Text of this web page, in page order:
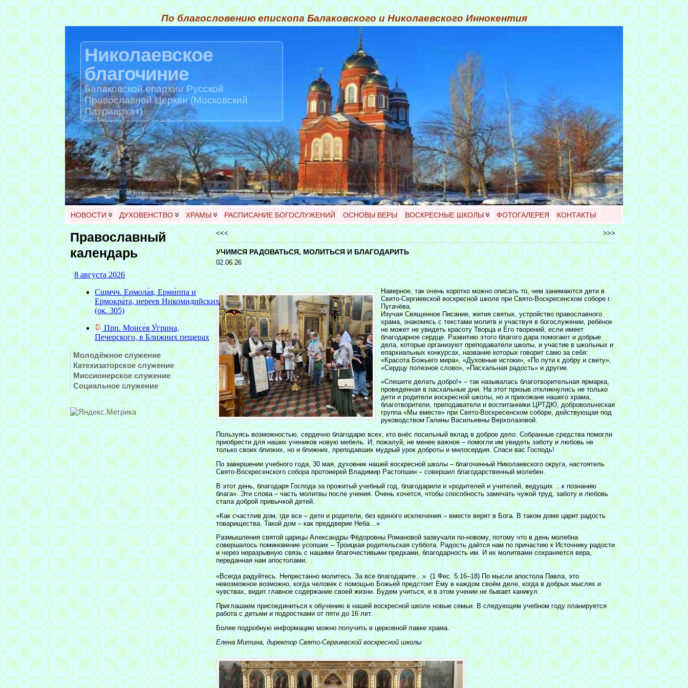
По благословению епископа Балаковского и Николаевского Иннокентия
Николаевское
благочиние
Балаковской епархии Русской
Православной Церкви (Московский
Патриархат)
НОВОСТИ ДУХОВЕНСТВО ХРАМЫ РАСПИСАНИЕ БОГОСЛУЖЕНИЙ ОСНОВЫ ВЕРЫ ВОСКРЕСНЫЕ ШКОЛЫ ФОТОГАЛЕРЕЯ КОНТАКТЫ
Православный
календарь
Молодёжное служение
Катехизаторское служение
Миссионерское служение
Социальное служение
<<< >>>
УЧИМСЯ РАДОВАТЬСЯ, МОЛИТЬСЯ И БЛАГОДАРИТЬ
02.06.26
Наверное, так очень коротко можно описать то, чем занимаются дети в
Свято-Сергиевской воскресной школе при Свято-Воскресенском соборе г.
Пугачёва.
Изучая Священное Писание, жития святых, устройство православного
храма, знакомясь с текстами молитв и участвуя в богослужении, ребёнок
не может не увидеть красоту Творца и Его творений, если имеет
благодарное сердце. Развитию этого благого дара помогают и добрые
дела, которые организуют преподаватели школы, и участие в школьных и
епархиальных конкурсах, название которых говорит само за себя:
«Красота Божьего мира», «Духовные истоки», «По пути к добру и свету»,
«Сердцу полезное слово», «Пасхальная радость» и другие.
«Спешите делать добро!» – так называлась благотворительная ярмарка,
проведенная в пасхальные дни. На этот призыв откликнулись не только
дети и родители воскресной школы, но и прихожане нашего храма,
благотворители, преподаватели и воспитанники ЦРТДЮ, добровольческая
группа «Мы вместе» при Свято-Воскресенском соборе, действующая под
руководством Галины Васильевны Верхолазовой.
Пользуясь возможностью, сердечно благодарю всех, кто внёс посильный вклад в доброе дело. Собранные средства помогли
приобрести для наших учеников новую мебель. И, пожалуй, не менее важное – помогли им увидеть заботу и любовь не
только своих близких, но и ближних, преподавших мудрый урок доброты и милосердия. Спаси вас Господь!
По завершении учебного года, 30 мая, духовник нашей воскресной школы – благочинный Николаевского округа, настоятель
Свято-Воскресенского собора протоиерей Владимир Растопшин – совершил благодарственный молебен.
В этот день, благодаря Господа за прожитый учебный год, благодарили и «родителей и учителей, ведущих …к познанию
блага». Эти слова – часть молитвы после учения. Очень хочется, чтобы способность замечать чужой труд, заботу и любовь
стала доброй привычкой детей.
«Как счастлив дом, где все – дети и родители, без единого исключения – вместе верят в Бога. В таком доме царит радость
товарищества. Такой дом – как преддверие Неба…»
Размышления святой царицы Александры Фёдоровны Романовой зазвучали по-новому, потому что в день молебна
совершалось поминовение усопших – Троицкая родительская суббота. Радость даётся нам по причастию к Источнику радости
и через неразрывную связь с нашими благочестивыми предками, благодарность им. И их молитвами сохраняется вера,
переданная нам апостолами.
«Всегда радуйтесь. Непрестанно молитесь. За все благодарите…» (1 Фес. 5:16–18) По мысли апостола Павла, это
невозможное возможно, когда человек с помощью Божьей предстоит Ему в каждом своём деле, когда в добрых мыслях и
чувствах, видит главное содержание своей жизни. Будем учиться, и в этом учении не бывает каникул.
Приглашаем присоединиться к обучению в нашей воскресной школе новые семьи. В следующем учебном году планируется
работа с детьми и подростками от пяти до 16 лет.
Более подробную информацию можно получить в церковной лавке храма.
Елена Митина, директор Свято-Сергиевской воскресной школы